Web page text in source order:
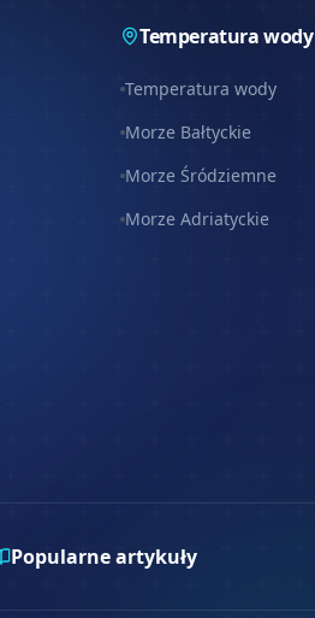
Temperatura wody
Temperatura wody
Morze Bałtyckie
Morze Śródziemne
Morze Adriatyckie
Popularne artykuły